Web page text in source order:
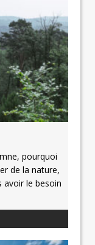
pourquoi
de la nature,
avoir le besoin